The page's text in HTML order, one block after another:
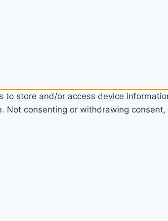
store and/or access device
Not consenting or withdrawing